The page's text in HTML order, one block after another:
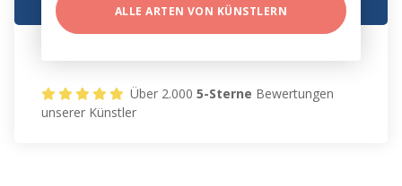
ALLE ARTEN VON KÜNSTLERN
Über 2.0005-Sterne Bewertungen
unserer Künstler